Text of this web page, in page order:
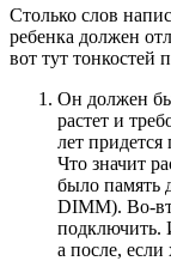
Столько слов
ребенка должен
вот тут тонкостей
Он должен
растет и
лет
Что значит
было память
DIMM). Во-
подключить.
а после,